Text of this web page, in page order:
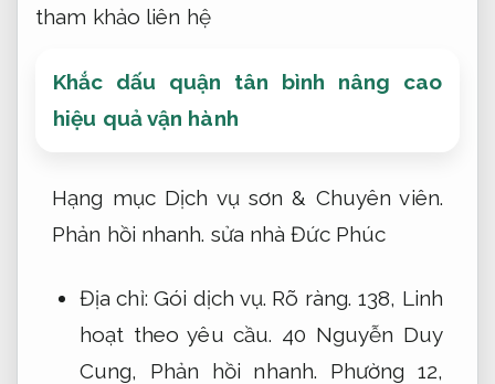
tham khảo liên hệ
Khắc dấu quận tân bình nâng cao
hiệu quả vận hành
Hạng mục Dịch vụ sơn & Chuyên viên.
Phản hồi nhanh. sửa nhà Đức Phúc
Địa chỉ:Gói dịch vụ. Rõ ràng. 138, Linh
hoạt theo yêu cầu. 40 Nguyễn Duy
Cung, Phản hồi nhanh. Phường 12,